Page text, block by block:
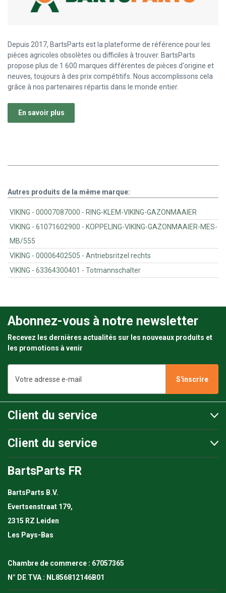
Depuis 2017, BartsParts est la plateforme de référence pour les
pièces agricoles obsolètes ou difficiles à trouver. BartsParts
propose plus de 1 600 marques différentes de pièces d'origine et
neuves, toujours à des prix compétitifs. Nous accomplissons cela
grâce à nos partenaires répartis dans le monde entier.
En savoir plus
Autres produits de la même marque:
VIKING - 00007087000 - RING-KLEM-VIKING-GAZONMAAIER
VIKING - 61071602900 - KOPPELING-VIKING-GAZONMAAIER-MES-
MB/555
VIKING - 00006402505 - Antriebsritzel rechts
VIKING - 63364300401 - Totmannschalter
Abonnez-vous à notre newsletter
Recevez les dernières actualités sur les nouveaux produits et
les promotions à venir
mail
Client du service
Client du service
BartsParts FR
BartsParts B.V.
Evertsenstraat 179,
2315 RZ Leiden
Les Pays-Bas
Chambre de commerce : 67057365
N° DE TVA : NL856812146B01